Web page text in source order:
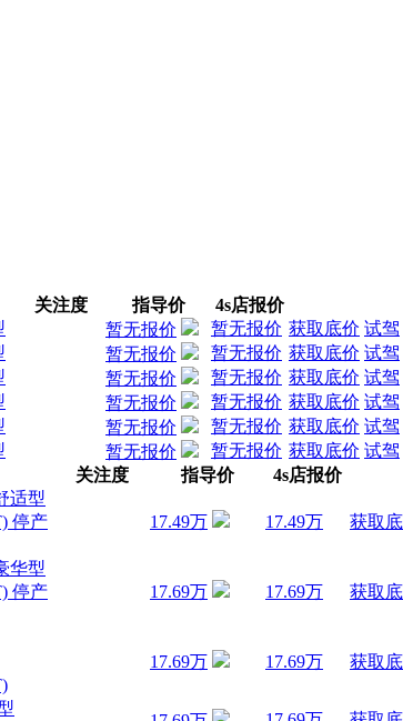
关注度 指导价 4s店报价
暂无报价 暂无报价 获取底价 试驾
暂无报价 暂无报价 获取底价 试驾
暂无报价 暂无报价 获取底价 试驾
暂无报价 暂无报价 获取底价 试驾
暂无报价 暂无报价 获取底价 试驾
暂无报价 暂无报价 获取底价 试驾
关注度 指导价 4s店报价
适型
停产
17.49万 17.49万 获取
华型
停产
17.69万 17.69万 获取
17.69万 17.69万 获取